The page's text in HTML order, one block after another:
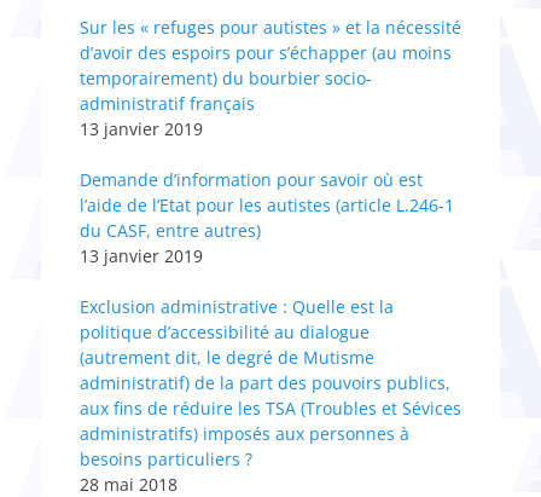
Sur les « refuges pour autistes » et la nécessité
d’avoir des espoirs pour s’échapper (au moins
temporairement) du bourbier socio-
administratif français
13 janvier 2019
Demande d’information pour savoir où est
l’aide de l’Etat pour les autistes (article L.246-1
du CASF, entre autres)
13 janvier 2019
Exclusion administrative : Quelle est la
politique d’accessibilité au dialogue
(autrement dit, le degré de Mutisme
administratif) de la part des pouvoirs publics,
aux fins de réduire les TSA (Troubles et Sévices
administratifs) imposés aux personnes à
besoins particuliers ?
28 mai 2018